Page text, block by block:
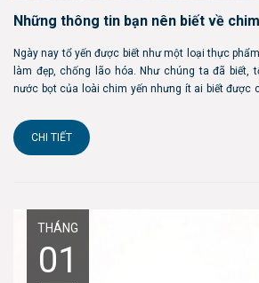
Những thông tin bạn nên biết về
Ngày nay tổ yến được biết như một loại thực
làm đẹp, chống lão hóa. Như chúng ta đã biết,
nước bọt của loài chim yến nhưng ít ai biết được
1....
CHI TIẾT
THÁNG
01